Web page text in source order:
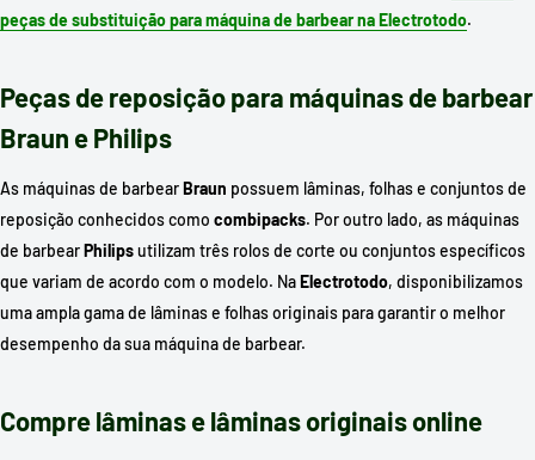
peças de substituição para máquina de barbear na Electrotodo.
Peças de reposição para máquinas de barbear
Braun e Philips
As máquinas de barbearBraun possuem lâminas, folhas e conjuntos de
reposição conhecidos como combipacks. Por outro lado, as máquinas
de barbearPhilipsutilizam três rolos de corte ou conjuntos específicos
que variam de acordo com o modelo. NaElectrotodo, disponibilizamos
uma ampla gama de lâminas e folhas originais para garantir o melhor
desempenho da sua máquina de barbear.
Compre lâminas e lâminas originais online